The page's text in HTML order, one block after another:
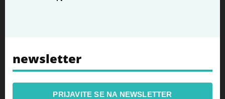
newsletter
PRIJAVITE SE NA NEWSLETTER